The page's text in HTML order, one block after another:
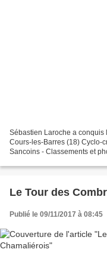
Sébastien Laroche a conquis
Cours-les-Barres (18) Cyclo-
Sancoins - Classements et
Le Tour des
Publié le 09/11/2017 à 08:45